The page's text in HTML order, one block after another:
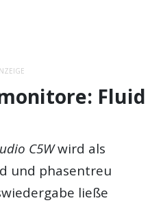
Fluid
C5Wwird als
und phasentreu
ließe